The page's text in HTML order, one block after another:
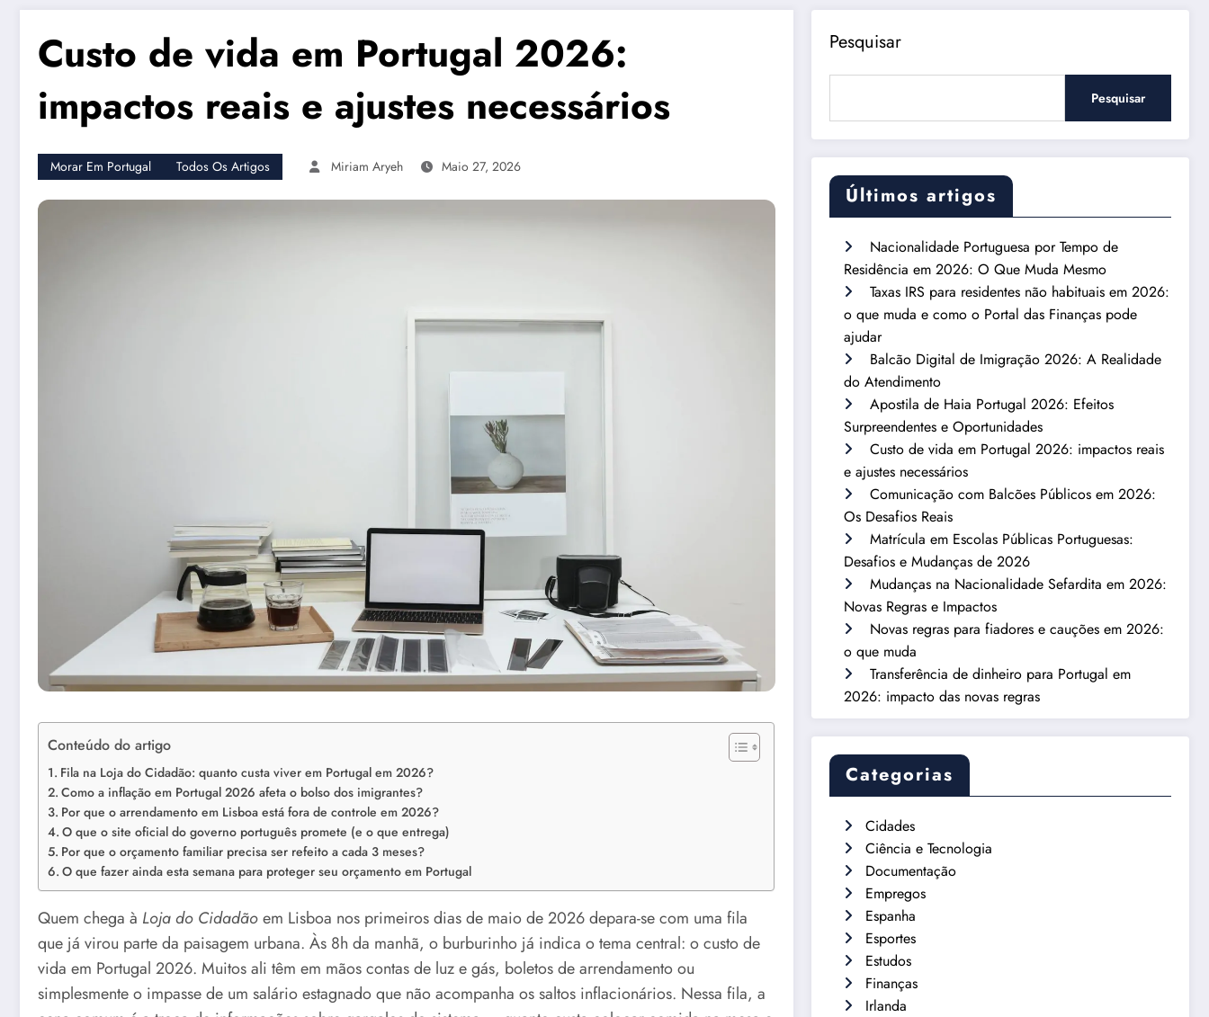
Custo de vida em Portugal 2026:
impactos reais e ajustes necessários
Morar Em Portugal Todos Os Artigos Miriam Aryeh Maio 27, 2026
Conteúdo do artigo
Fila na Loja do Cidadão: quanto custa viver em Portugal em 2026?
Como a inflação em Portugal 2026 afeta o bolso dos imigrantes?
Por que o arrendamento em Lisboa está fora de controle em 2026?
O que o site oficial do governo português promete (e o que entrega)
Por que o orçamento familiar precisa ser refeito a cada 3 meses?
O que fazer ainda esta semana para proteger seu orçamento em Portugal
Quem chega à Loja do Cidadãoem Lisboa nos primeiros dias de maio de 2026 depara-se com uma fila
que já virou parte da paisagem urbana. Às 8h da manhã, o burburinho já indica o tema central: o custo de
vida em Portugal 2026. Muitos ali têm em mãos contas de luz e gás, boletos de arrendamento ou
simplesmente o impasse de um salário estagnado que não acompanha os saltos inflacionários. Nessa fila, a
Pesquisar
Pesquisar
Últimos artigos
Nacionalidade Portuguesa por Tempo de
Residência em 2026: O Que Muda Mesmo
Taxas IRS para residentes não habituais em 2026:
o que muda e como o Portal das Finanças pode
ajudar
Balcão Digital de Imigração 2026: A Realidade
do Atendimento
Apostila de Haia Portugal 2026: Efeitos
Surpreendentes e Oportunidades
Custo de vida em Portugal 2026: impactos reais
e ajustes necessários
Comunicação com Balcões Públicos em 2026:
Os Desafios Reais
Matrícula em Escolas Públicas Portuguesas:
Desafios e Mudanças de 2026
Mudanças na Nacionalidade Sefardita em 2026:
Novas Regras e Impactos
Novas regras para fiadores e cauções em 2026:
o que muda
Transferência de dinheiro para Portugal em
2026: impacto das novas regras
Categorias
Cidades
Ciência e Tecnologia
Documentação
Empregos
Espanha
Esportes
Estudos
Finanças
Irlanda